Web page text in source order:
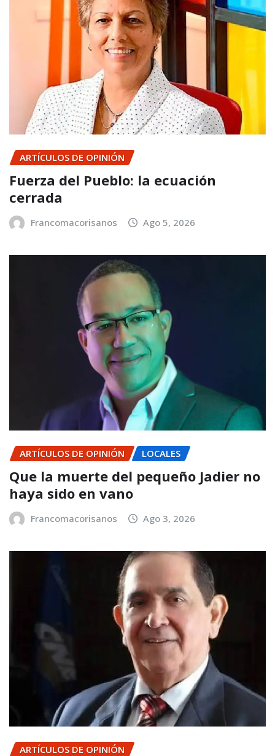
ARTÍCULOS DE OPINIÓN
Fuerza del Pueblo: la ecuación
cerrada
Francomacorisanos Ago 5, 2026
ARTÍCULOS DE OPINIÓN LOCALES
Que la muerte del pequeño Jadier no
haya sido en vano
Francomacorisanos Ago 3, 2026
ARTÍCULOS DE OPINIÓN